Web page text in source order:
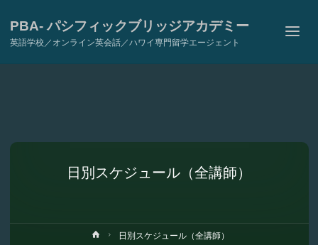
PBA- パシフィックブリッジアカデミー
英語学校／オンライン英会話／ハワイ専門留学エージェント
日別スケジュール（全講師）
ホ
日別スケジュール（全講師）